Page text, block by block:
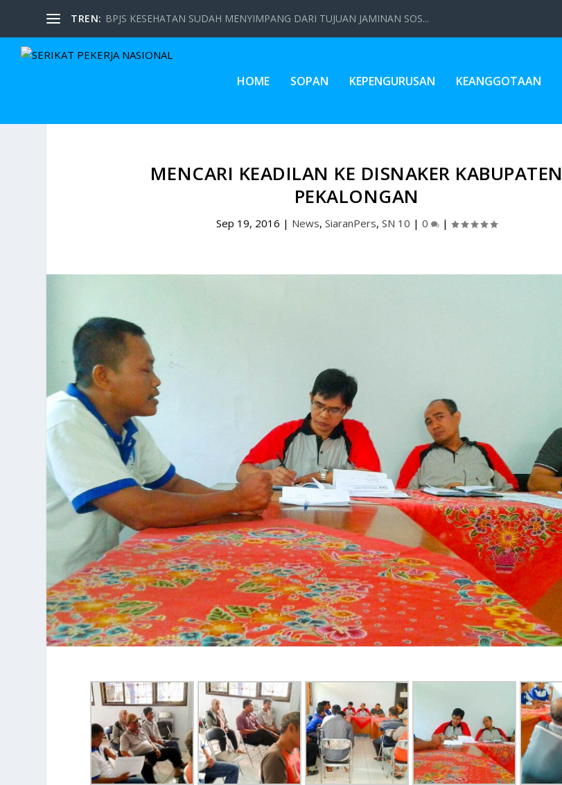
TREN: BPJS KESEHATAN SUDAH MENYIMPANG DARI TUJUAN JAMINAN SOS...
HOME SOPAN KEPENGURUSAN KEANGGOTAAN
MENCARI KEADILAN KE DISNAKER KABUPATEN
PEKALONGAN
Sep 19, 2016 | News,SiaranPers,SN 10 |0 |